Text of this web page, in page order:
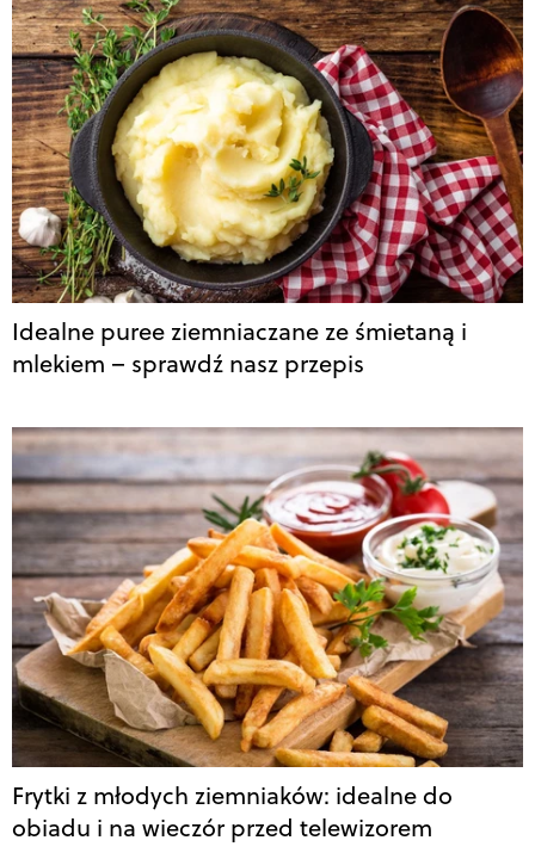
Idealne puree ziemniaczane ze śmietaną i
mlekiem – sprawdź nasz przepis
Frytki z młodych ziemniaków: idealne do
obiadu i na wieczór przed telewizorem